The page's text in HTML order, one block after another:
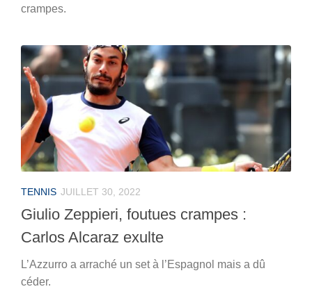
crampes.
TENNIS JUILLET 30, 2022
Giulio Zeppieri, foutues crampes :
Carlos Alcaraz exulte
L’Azzurro a arraché un set à l’Espagnol mais a dû
céder.